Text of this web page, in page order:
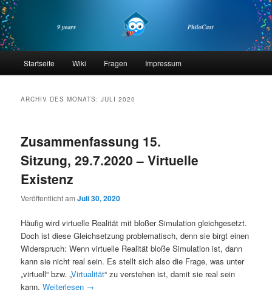
Zum
primären
Inhalt
springen
Zum
sekundären
Inhalt
springenphilocast
Startseite Wiki Fragen Impressum
ARCHIV DES MONATS:JULI 2020
Zusammenfassung 15.
Sitzung, 29.7.2020 – Virtuelle
Existenz
Veröffentlicht amJuli 30, 2020
Häufig wird virtuelle Realität mit bloßer Simulation gleichgesetzt.
Doch ist diese Gleichsetzung problematisch, denn sie birgt einen
Widerspruch: Wenn virtuelle Realität bloße Simulation ist, dann
kann sie nicht real sein. Es stellt sich also die Frage, was unter
„virtuell“ bzw. „Virtualität“ zu verstehen ist, damit sie real sein
kann.Weiterlesen →